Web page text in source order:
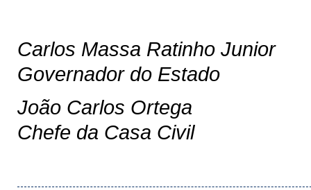
Carlos Massa Ratinho Junior
Governador do Estado
João Carlos Ortega
Chefe da Casa Civil